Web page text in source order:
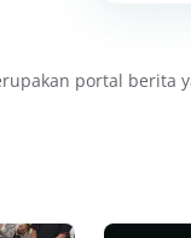
portal berita